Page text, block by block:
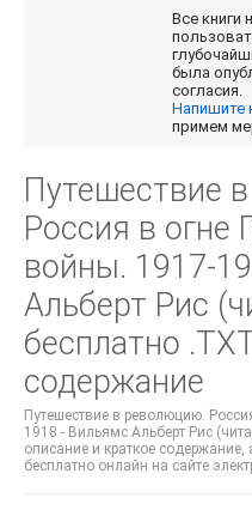
Все книги
была
согласия.
Напишите
примем
Путешествие
Россия в огне
войны. 1917-
Альберт Рис
бесплатно
содержание
Путешествие в революцию.
1918 - Вильямс Альберт Рис
описание и краткое содержание,
бесплатно онлайн на сайте